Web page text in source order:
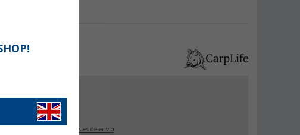
€
+ Costes de envío